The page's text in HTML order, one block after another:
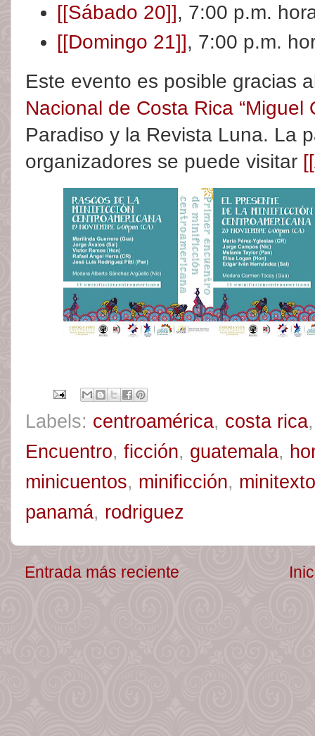
[[Sábado 20]], 7:00 p.m.
[[Domingo 21]], 7:00 p.m.
Este evento es posible gracias
Nacional de Costa Rica “Miguel
Paradiso y la Revista Luna. La
organizadores se puede visitar
Labels: centroamérica, costa rica
Encuentro, ficción, guatemala,
minicuentos, minificción,
panamá, rodriguez
Entrada más reciente